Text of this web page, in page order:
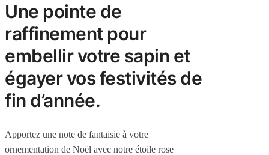
Une pointe de
raffinement pour
embellir votre sapin et
égayer vos festivités de
fin d’année.
Apportez une note de fantaisie à votre
ornementation de Noël avec notre étoile rose